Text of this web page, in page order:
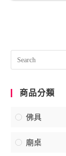
商品分類
佛具
廟桌